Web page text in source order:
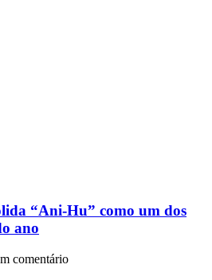
“Ani-Hu” como um dos
ano
comentário